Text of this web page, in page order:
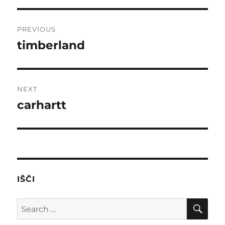
navigation
PREVIOUS
Previous
timberland
NEXT
Next
carhartt
IŠČI
Search
for: